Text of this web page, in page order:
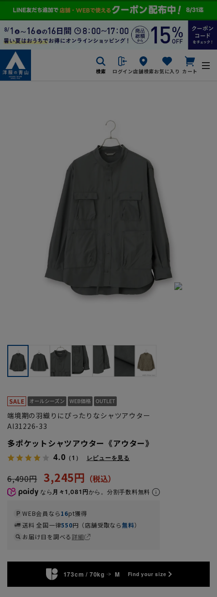
検索 ログイン店舗検索お気に入り カート
端境期の羽織りにぴったりなシャツアウター
AI31226-33
多ポケットシャツアウター《アウター》
4.0 （1） レビューを見る
6,490円 3,245円
なら 月々1,081円から。分割手数料無料
WEB会員なら16pt獲得
送料 全国一律550円（店舗受取なら無料）
お届け日を調べる詳細
173cm / 70kg M Find your size